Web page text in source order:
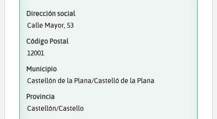
Dirección social
Calle Mayor, 53
Código Postal
12001
Municipio
Castellón de la Plana/Castelló de la Plana
Provincia
Castellón/Castello